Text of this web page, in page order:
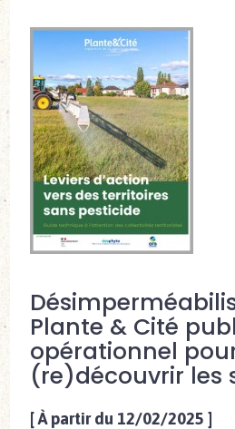
Plante & Cité
opérationnel
(re)découvrir les
[À partir du 12/02/2025 ]